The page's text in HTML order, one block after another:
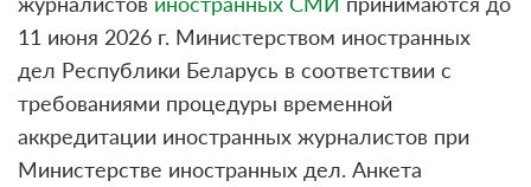
11 июня 2026 г. Министерством иностранных
дел Республики Беларусь в соответствии с
требованиями процедуры временной
аккредитации иностранных журналистов при
Министерстве иностранных дел. Анкета